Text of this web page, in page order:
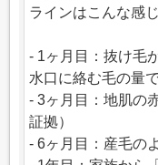
ラインはこんな感
- 1ヶ月目：抜け毛
水口に絡む毛の量で
- 3ヶ月目：地肌の
証拠）
- 6ヶ月目：産毛の